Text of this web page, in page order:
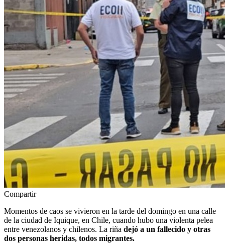
Compartir
Momentos de caos se vivieron en la tarde del domingo en una calle
de la ciudad de Iquique, en Chile, cuando hubo una violenta pelea
entre venezolanos y chilenos. La riña dejó a un fallecido y otras
dos personas heridas, todos migrantes.